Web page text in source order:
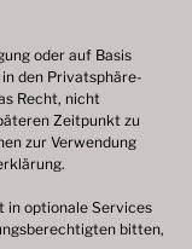
oder auf Basis
den Privatsphäre-
Recht, nicht
Zeitpunkt zu
zur Verwendung
.
in optionale Services
bitten,